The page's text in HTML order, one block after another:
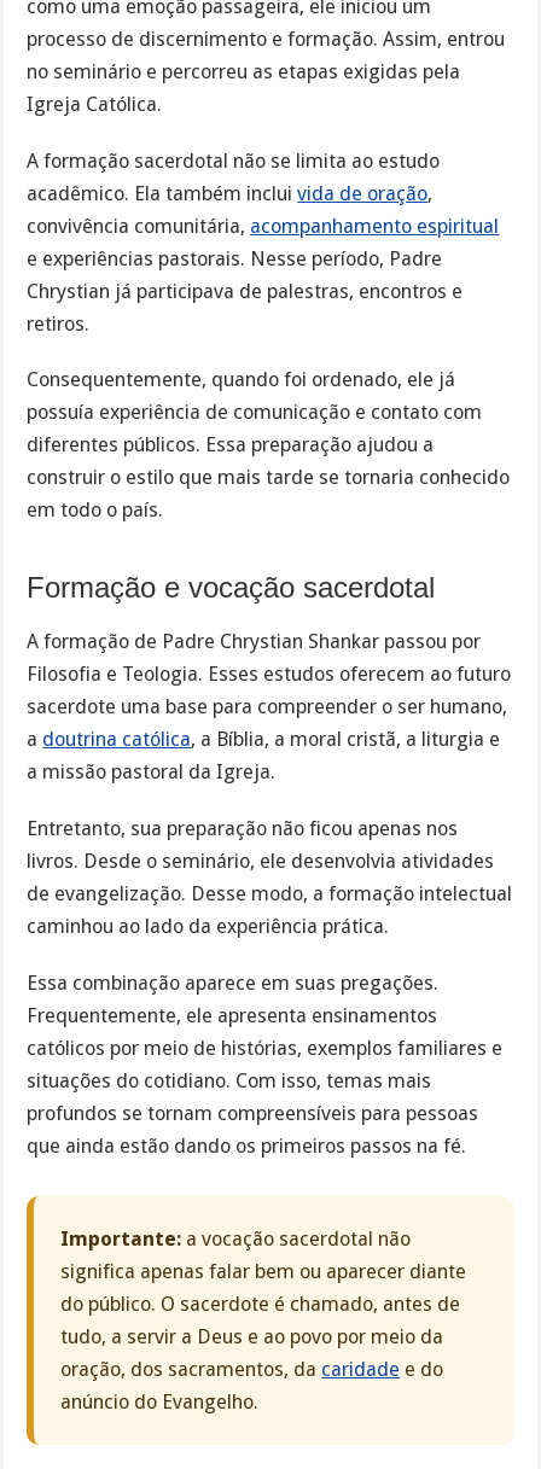
como uma emoção passageira, ele iniciou um
processo de discernimento e formação. Assim, entrou
no seminário e percorreu as etapas exigidas pela
Igreja Católica.
A formação sacerdotal não se limita ao estudo
acadêmico. Ela também incluivida de oração,
convivência comunitária, acompanhamento espiritual
e experiências pastorais. Nesse período, Padre
Chrystian já participava de palestras, encontros e
retiros.
Consequentemente, quando foi ordenado, ele já
possuía experiência de comunicação e contato com
diferentes públicos. Essa preparação ajudou a
construir o estilo que mais tarde se tornaria conhecido
em todo o país.
Formação e vocação sacerdotal
A formação de Padre Chrystian Shankar passou por
Filosofia e Teologia. Esses estudos oferecem ao futuro
sacerdote uma base para compreender o ser humano,
a doutrina católica, a Bíblia, a moral cristã, a liturgia e
a missão pastoral da Igreja.
Entretanto, sua preparação não ficou apenas nos
livros. Desde o seminário, ele desenvolvia atividades
de evangelização. Desse modo, a formação intelectual
caminhou ao lado da experiência prática.
Essa combinação aparece em suas pregações.
Frequentemente, ele apresenta ensinamentos
católicos por meio de histórias, exemplos familiares e
situações do cotidiano. Com isso, temas mais
profundos se tornam compreensíveis para pessoas
que ainda estão dando os primeiros passos na fé.
Importante: a vocação sacerdotal não
significa apenas falar bem ou aparecer diante
do público. O sacerdote é chamado, antes de
tudo, a servir a Deus e ao povo por meio da
oração, dos sacramentos, da caridade e do
anúncio do Evangelho.